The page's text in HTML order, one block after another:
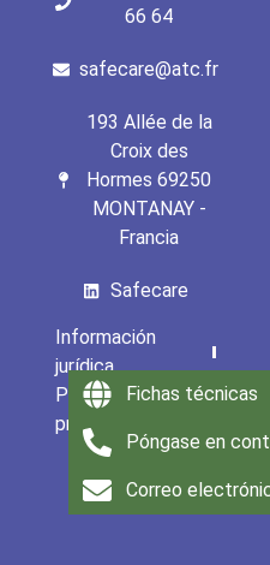
66 64
safecare@atc.fr
193 Allée de la
Croix des
Hormes 69250
MONTANAY -
Francia
Safecare
Información
jurídica
Política de
privacidad
CGU
Fichas técnicas
Póngase en
Correo